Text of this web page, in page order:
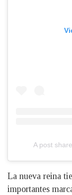
A post
La nueva reina
importantes